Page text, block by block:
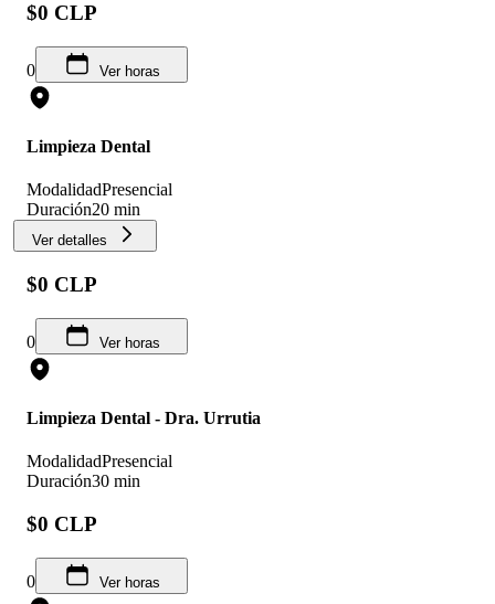
$0 CLP
0 Ver horas
Limpieza Dental
ModalidadPresencial
Duración20 min
Ver detalles
$0 CLP
0 Ver horas
Limpieza Dental - Dra. Urrutia
ModalidadPresencial
Duración30 min
$0 CLP
0 Ver horas